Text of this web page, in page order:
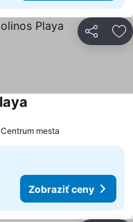
Zdieľať
mesta
Zobraziť ceny